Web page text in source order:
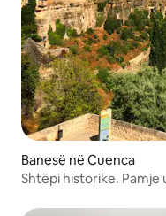
Banesë në Cuenca
Shtëpi historike. Pamje